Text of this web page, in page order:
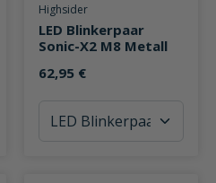
von 0 von 5 Sternen
Durchschnittliche Bewertung
Highsider
LED Blinkerpaar
Sonic-X2 M8 Metall
62,95 €